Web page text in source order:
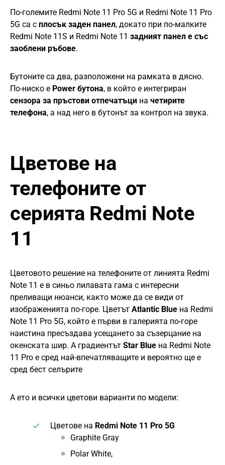
По-големите Redmi Note 11 Pro 5G и Redmi Note 11 Pro
5G са с плосък заден панел, докато при по-малките
Redmi Note 11S и Redmi Note 11 задният панел е със
заоблени ръбове.
Бутоните са два, разположени на рамката в дясно.
По-ниско е Power бутона, в който е интегриран
сензора за пръстови отпечатъци на четирите
телефона, а над него в бутонът за контрол на звука.
Цветове на
телефоните от
серията Redmi Note
11
Цветовото решение на телефоните от линията Redmi
Note 11 е в синьо лилавата гама с интересни
преливащи нюанси, както може да се види от
изображенията по-горе. Цветът Atlantic Blue на Redmi
Note 11 Pro 5G, който е първи в галерията по-горе
наистина пресъздава усещането за съзерцание на
окенската шир. А градиентът Star Blue на Redmi Note
11 Pro е сред най-впечатляващите и вероятно ще е
сред бест селърите
А ето и всички цветови варианти по модели:
Цветове на Redmi Note 11 Pro 5G
Graphite Gray
Polar White,